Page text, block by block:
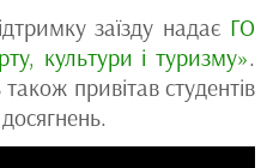
заїзду надає ГО
культури і туризму».
привітав студентів